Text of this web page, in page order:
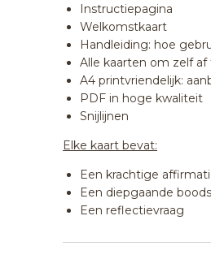
Instructiepagina
Welkomstkaart
Handleiding: hoe
Alle kaarten om zelf
A4 printvriendelijk:
PDF in hoge kwaliteit
Snijlijnen
Elke kaart bevat:
Een krachtige
Een diepgaande
Een reflectievraag